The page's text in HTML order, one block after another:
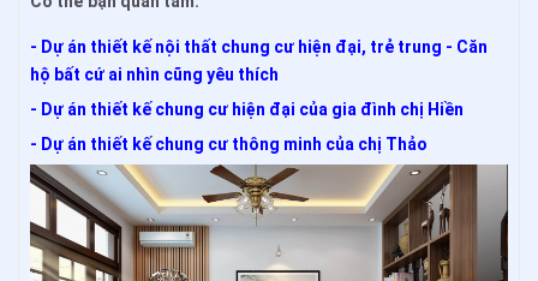
- Dự án thiết kế nội thất chung cư hiện đại, trẻ trung - Căn
hộ bất cứ ai nhìn cũng yêu thích
- Dự án thiết kế chung cư hiện đại của gia đình chị Hiền
- Dự án thiết kế chung cư thông minh của chị Thảo